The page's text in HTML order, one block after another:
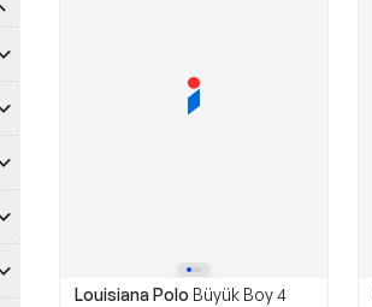
Louisiana Polo Büyük Boy 4